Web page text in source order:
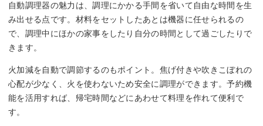
自動調理器の魅力は、調理にかかる手間を省いて自由な時間を生
み出せる点です。材料をセットしたあとは機器に任せられるの
で、調理中にほかの家事をしたり自分の時間として過ごしたりで
きます。
火加減を自動で調節するのもポイント。焦げ付きや吹きこぼれの
心配が少なく、火を使わないため安全に調理ができます。予約機
能を活用すれば、帰宅時間などにあわせて料理を作れて便利で
す。